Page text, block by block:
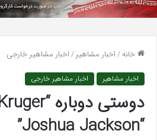
خانه/اخبار مشاهیر/اخبار مشاهیر خارجی
اخبار مشاهیر اخبار مشاهیر خارجی
“Joshua Jackson”